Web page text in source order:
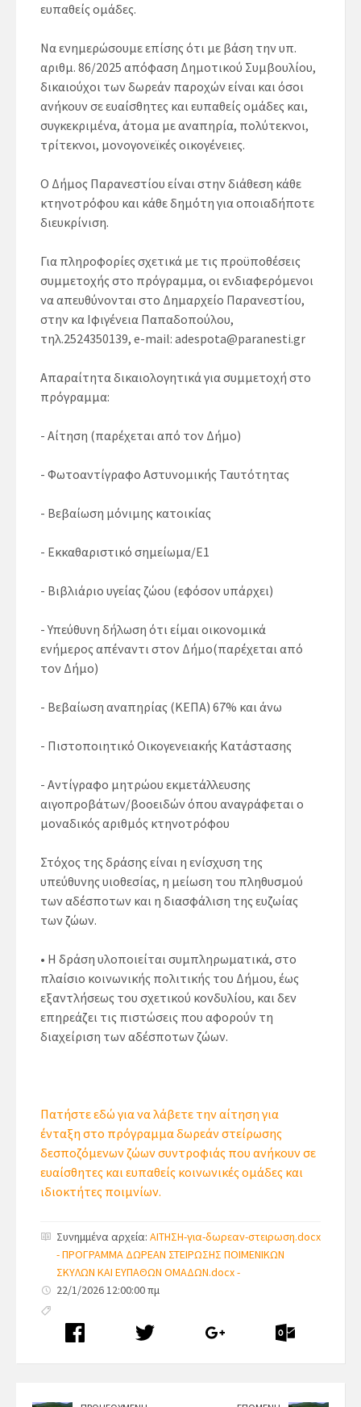
ευπαθείς ομάδες.
Να ενημερώσουμε επίσης ότι με βάση την υπ.
αριθμ. 86/2025 απόφαση Δημοτικού Συμβουλίου,
δικαιούχοι των δωρεάν παροχών είναι και όσοι
ανήκουν σε ευαίσθητες και ευπαθείς ομάδες και,
συγκεκριμένα, άτομα με αναπηρία, πολύτεκνοι,
τρίτεκνοι, μονογονεϊκές οικογένειες.
Ο Δήμος Παρανεστίου είναι στην διάθεση κάθε
κτηνοτρόφου και κάθε δημότη για οποιαδήποτε
διευκρίνιση.
Για πληροφορίες σχετικά με τις προϋποθέσεις
συμμετοχής στο πρόγραμμα, οι ενδιαφερόμενοι
να απευθύνονται στο Δημαρχείο Παρανεστίου,
στην κα Ιφιγένεια Παπαδοπούλου,
τηλ.2524350139, e-mail: adespota@paranesti.gr
Απαραίτητα δικαιολογητικά για συμμετοχή στο
πρόγραμμα:
- Αίτηση (παρέχεται από τον Δήμο)
- Φωτοαντίγραφο Αστυνομικής Ταυτότητας
- Βεβαίωση μόνιμης κατοικίας
- Εκκαθαριστικό σημείωμα/Ε1
- Βιβλιάριο υγείας ζώου (εφόσον υπάρχει)
- Υπεύθυνη δήλωση ότι είμαι οικονομικά
ενήμερος απέναντι στον Δήμο(παρέχεται από
τον Δήμο)
- Βεβαίωση αναπηρίας (ΚΕΠΑ) 67% και άνω
- Πιστοποιητικό Οικογενειακής Κατάστασης
- Αντίγραφο μητρώου εκμετάλλευσης
αιγοπροβάτων/βοοειδών όπου αναγράφεται ο
μοναδικός αριθμός κτηνοτρόφου
Στόχος της δράσης είναι η ενίσχυση της
υπεύθυνης υιοθεσίας, η μείωση του πληθυσμού
των αδέσποτων και η διασφάλιση της ευζωίας
των ζώων.
• Η δράση υλοποιείται συμπληρωματικά, στο
πλαίσιο κοινωνικής πολιτικής του Δήμου, έως
εξαντλήσεως του σχετικού κονδυλίου, και δεν
επηρεάζει τις πιστώσεις που αφορούν τη
διαχείριση των αδέσποτων ζώων.
Πατήστε εδώ για να λάβετε την αίτηση για
ένταξη στο πρόγραμμα δωρεάν στείρωσης
δεσποζόμενων ζώων συντροφιάς που ανήκουν σε
ευαίσθητες και ευπαθείς κοινωνικές ομάδες και
ιδιοκτήτες ποιμνίων.
Συνημμένα αρχεία: ΑΙΤΗΣΗ-για-δωρεαν-στειρωση.docx
-ΠΡΟΓΡΑΜΜΑ ΔΩΡΕΑΝ ΣΤΕΙΡΩΣΗΣ ΠΟΙΜΕΝΙΚΩΝ
ΣΚΥΛΩΝ ΚΑΙ ΕΥΠΑΘΩΝ ΟΜΑΔΩΝ.docx -
22/1/2026 12:00:00 πμ